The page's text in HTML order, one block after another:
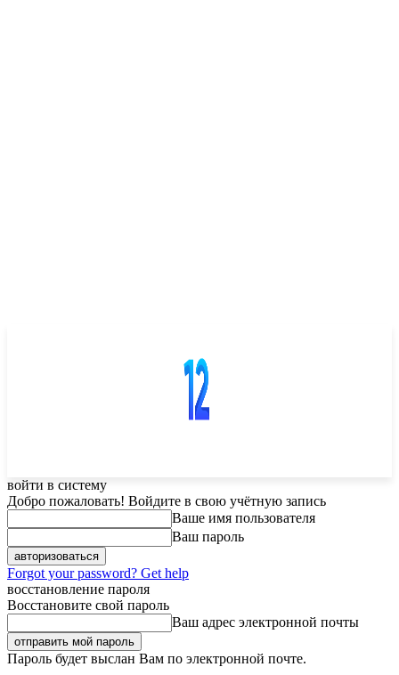
войти в систему
Добро пожаловать! Войдите в свою учётную запись
Ваше имя пользователя
Ваш пароль
Forgot your password? Get help
восстановление пароля
Восстановите свой пароль
Ваш адрес электронной почты
Пароль будет выслан Вам по электронной почте.